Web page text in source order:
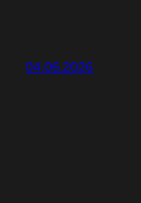
04.06.2026